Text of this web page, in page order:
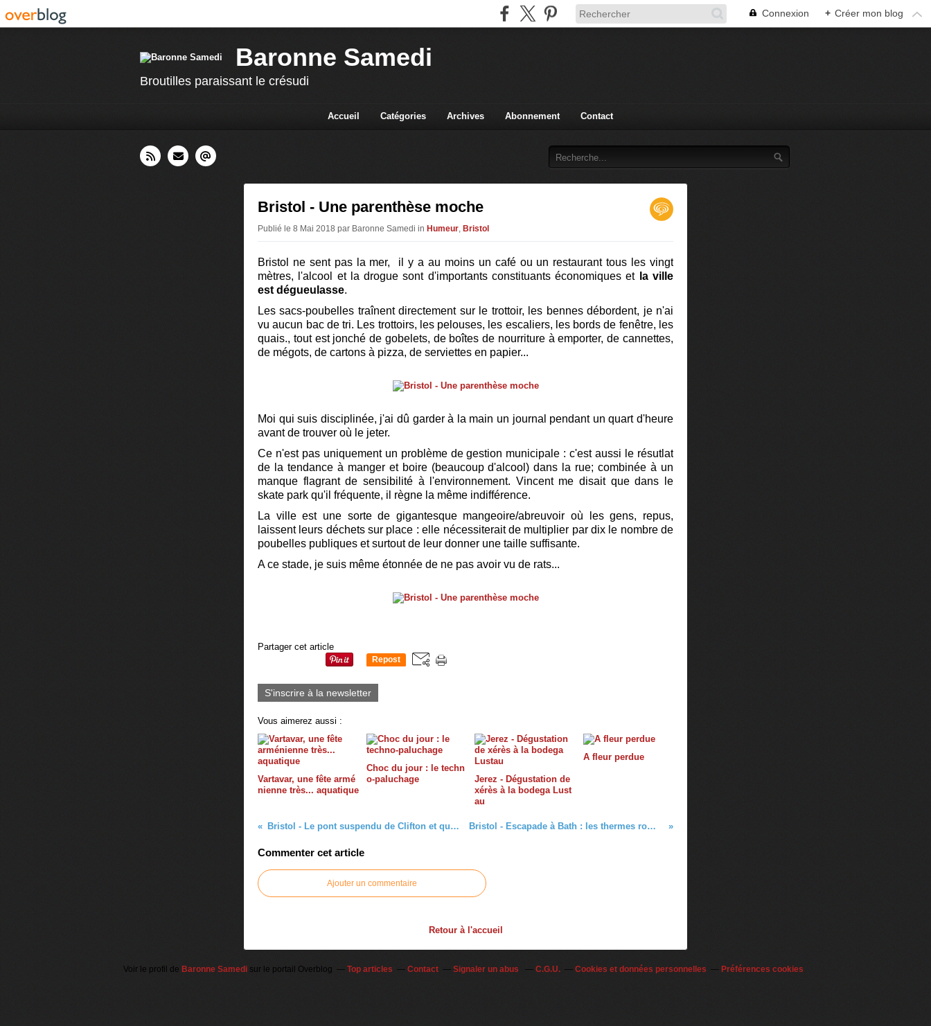
Connexion + Créer mon blog
Baronne Samedi
Broutilles paraissant le crésudi
Accueil Catégories Archives Abonnement Contact
Bristol - Une parenthèse moche
Publié le 8 Mai 2018 par Baronne Samedi in Humeur, Bristol
Bristol ne sent pas la mer, il y a au moins un café ou un restaurant tous les vingt
mètres, l'alcool et la drogue sont d'importants constituants économiques et la ville
est dégueulasse.
Les sacs-poubelles traînent directement sur le trottoir, les bennes débordent, je n'ai
vu aucun bac de tri. Les trottoirs, les pelouses, les escaliers, les bords de fenêtre, les
quais., tout est jonché de gobelets, de boîtes de nourriture à emporter, de cannettes,
de mégots, de cartons à pizza, de serviettes en papier...
Moi qui suis disciplinée, j'ai dû garder à la main un journal pendant un quart d'heure
avant de trouver où le jeter.
Ce n'est pas uniquement un problème de gestion municipale : c'est aussi le résutlat
de la tendance à manger et boire (beaucoup d'alcool) dans la rue; combinée à un
manque flagrant de sensibilité à l'environnement. Vincent me disait que dans le
skate park qu'il fréquente, il règne la même indifférence.
La ville est une sorte de gigantesque mangeoire/abreuvoir où les gens, repus,
laissent leurs déchets sur place : elle nécessiterait de multiplier par dix le nombre de
poubelles publiques et surtout de leur donner une taille suffisante.
A ce stade, je suis même étonnée de ne pas avoir vu de rats...
Partager cet article
Repost
S'inscrire à la newsletter
Vous aimerez aussi :
Vartavar, une fête armé
nienne très... aquatique
Choc du jour : le techn
o-paluchage
Jerez - Dégustation de
xérès à la bodega Lust
au
A fleur perdue
Bristol - Le pont suspendu de Clifton et quelques fresques Bristol - Escapade à Bath : les thermes romains, l'abbaye...
Commenter cet article
Ajouter un commentaire
Retour à l'accueil
Voir le profil de Baronne Samedi sur le portail Overblog Top articles Contact Signaler un abus C.G.U. Cookies et données personnelles Préférences cookies